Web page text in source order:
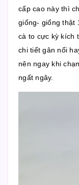
cấp cao này thì
giống- giống thật
cà to cực kỳ kích
chi tiết gân nổi
nên ngay khi
ngất ngây.